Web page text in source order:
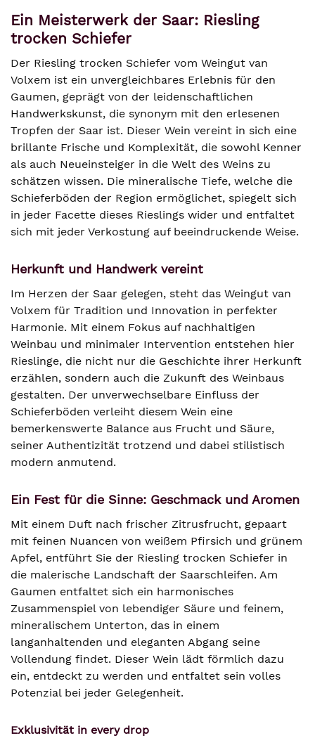
Ein Meisterwerk der Saar: Riesling
trocken Schiefer
Der Riesling trocken Schiefer vom Weingut van
Volxem ist ein unvergleichbares Erlebnis für den
Gaumen, geprägt von der leidenschaftlichen
Handwerkskunst, die synonym mit den erlesenen
Tropfen der Saar ist. Dieser Wein vereint in sich eine
brillante Frische und Komplexität, die sowohl Kenner
als auch Neueinsteiger in die Welt des Weins zu
schätzen wissen. Die mineralische Tiefe, welche die
Schieferböden der Region ermöglichet, spiegelt sich
in jeder Facette dieses Rieslings wider und entfaltet
sich mit jeder Verkostung auf beeindruckende Weise.
Herkunft und Handwerk vereint
Im Herzen der Saar gelegen, steht das Weingut van
Volxem für Tradition und Innovation in perfekter
Harmonie. Mit einem Fokus auf nachhaltigen
Weinbau und minimaler Intervention entstehen hier
Rieslinge, die nicht nur die Geschichte ihrer Herkunft
erzählen, sondern auch die Zukunft des Weinbaus
gestalten. Der unverwechselbare Einfluss der
Schieferböden verleiht diesem Wein eine
bemerkenswerte Balance aus Frucht und Säure,
seiner Authentizität trotzend und dabei stilistisch
modern anmutend.
Ein Fest für die Sinne: Geschmack und Aromen
Mit einem Duft nach frischer Zitrusfrucht, gepaart
mit feinen Nuancen von weißem Pfirsich und grünem
Apfel, entführt Sie der Riesling trocken Schiefer in
die malerische Landschaft der Saarschleifen. Am
Gaumen entfaltet sich ein harmonisches
Zusammenspiel von lebendiger Säure und feinem,
mineralischem Unterton, das in einem
langanhaltenden und eleganten Abgang seine
Vollendung findet. Dieser Wein lädt förmlich dazu
ein, entdeckt zu werden und entfaltet sein volles
Potenzial bei jeder Gelegenheit.
Exklusivität in every drop